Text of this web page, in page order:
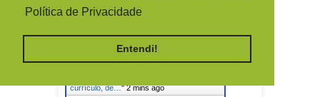
Política de Privacidade
Entendi!
Live Traffic Feed
currículo, de…"2 mins ago